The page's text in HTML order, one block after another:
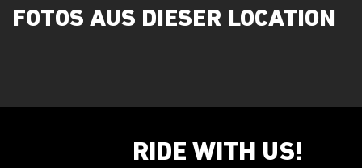
FOTOS AUS DIESER LOCATION
RIDE WITH US!